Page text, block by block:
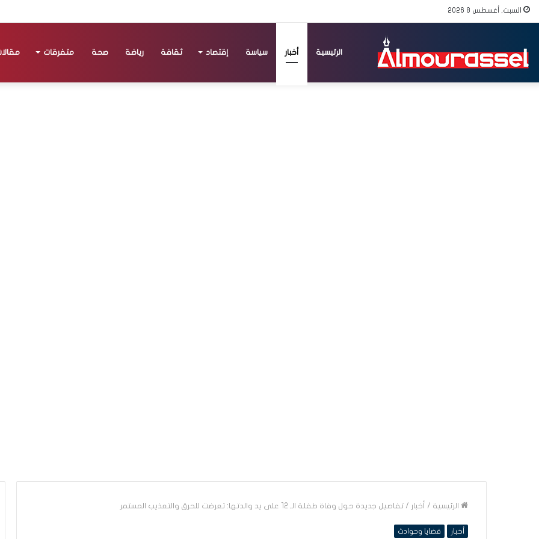
السبت, أغسطس 8 2026
الرئيسية أخبار سياسة إقتصاد ثقافة رياضة صحة متفرقات
الرئيسية / أخبار / تفاصيل جديدة حول وفاة طفلة الـ 12 على يد والدتها: تعرضت للحرق والتعذيب المستمر
أخبار قضايا وحوادث